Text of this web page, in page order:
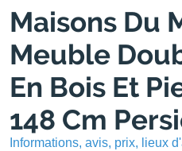
Maisons Du
Meuble
En Bois Et
148 Cm
Informations, avis, prix, lieux